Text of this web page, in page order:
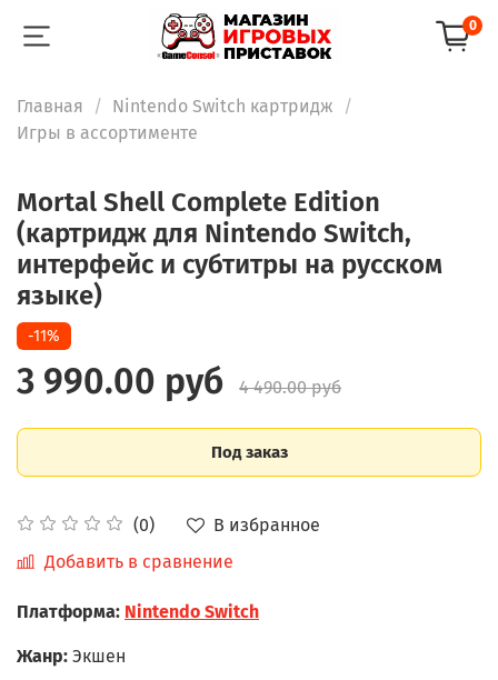
0
Главная
Nintendo Switch картридж
Игры в ассортименте
Mortal Shell Complete Edition
(картридж для Nintendo Switch,
интерфейс и субтитры на русском
языке)
(0)
В избранное
Добавить в сравнение
-11%
3 990.00 руб 4 490.00 руб
Под заказ
Платформа: Nintendo Switch
Жанр: Экшен